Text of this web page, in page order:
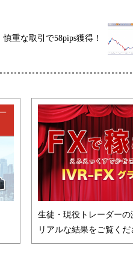
慎重な取引で58pips獲得！
生徒・現役トレーダーの
リアルな結果をご覧くだ